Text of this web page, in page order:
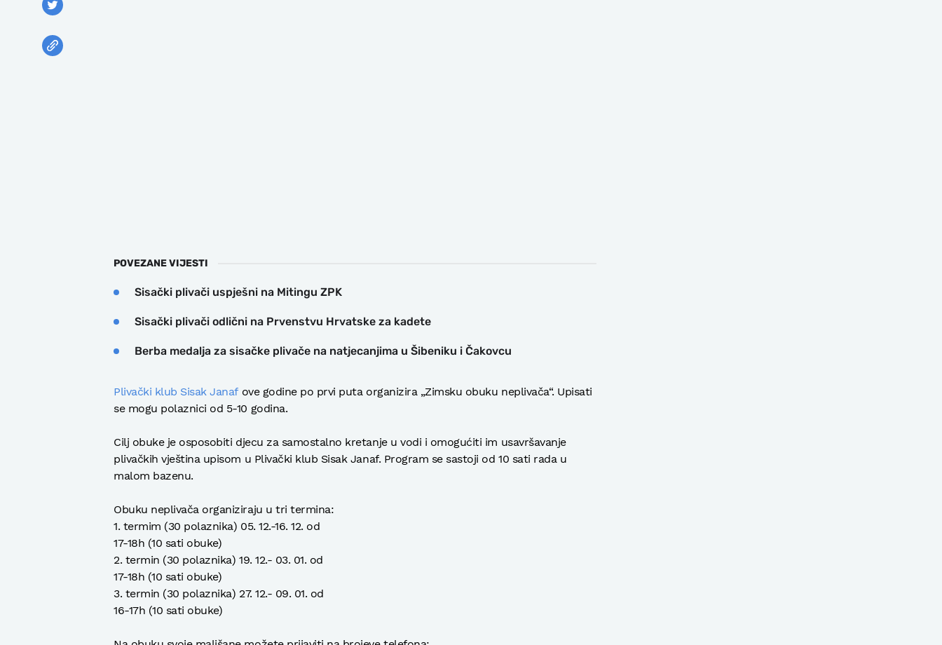
POVEZANE VIJESTI
Sisački plivači uspješni na Mitingu ZPK
Sisački plivači odlični na Prvenstvu Hrvatske za kadete
Berba medalja za sisačke plivače na natjecanjima u Šibeniku i Čakovcu
Plivački klub Sisak Janaf ove godine po prvi puta organizira „Zimsku obuku neplivača“. Upisati
se mogu polaznici od 5-10 godina.
Cilj obuke je osposobiti djecu za samostalno kretanje u vodi i omogućiti im usavršavanje
plivačkih vještina upisom u Plivački klub Sisak Janaf. Program se sastoji od 10 sati rada u
malom bazenu.
Obuku neplivača organiziraju u tri termina:
1. termim (30 polaznika) 05. 12.-16. 12. od
17-18h (10 sati obuke)
2. termin (30 polaznika) 19. 12.- 03. 01. od
17-18h (10 sati obuke)
3. termin (30 polaznika) 27. 12.- 09. 01. od
16-17h (10 sati obuke)